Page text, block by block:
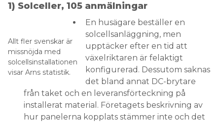
1) Solceller, 105 anmälningar
Allt fler svenskar är
missnöjda med
solcellsinstallationen
visar Arns statistik.
En husägare beställer en
solcellsanläggning, men
upptäcker efter en tid att
växelriktaren är felaktigt
konfigurerad. Dessutom saknas
det bland annat DC-brytare
från taket och en leveransförteckning på
installerat material. Företagets beskrivning av
hur panelerna kopplats stämmer inte och det